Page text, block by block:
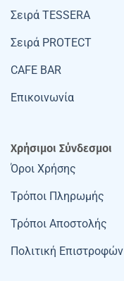
Σειρά TESSERA
Σειρά PROTECT
CAFE BAR
Επικοινωνία
Χρήσιμοι Σύνδεσμοι
Όροι Χρήσης
Τρόποι Πληρωμής
Τρόποι Αποστολής
Πολιτική Επιστροφών